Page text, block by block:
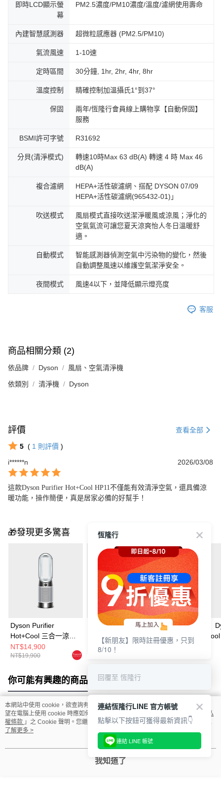
即時LCD顯示螢
幕
PM2.5濃度/PM10濃度/溫度/濾網使用壽命
內建智慧感測器 超微粒感應器 (PM2.5/PM10)
氣流風速 1-10速
定時區間 30分鐘, 1hr, 2hr, 4hr, 8hr
溫度控制 精確控制加溫攝氏1°到37°
保固
兩年/恆隆行會員線上購物享【自動保固】
服務
BSMI許可字號 R31692
分貝(清淨模式)
轉速10時Max 63 dB(A) 轉速 4 時 Max 46
dB(A)
複合濾網
HEPA+活性碳濾網、搭配 DYSON 07/09
HEPA+活性碳濾網(965432-01)」
吹送模式
風扇模式直接吹送潔淨暖風或涼風；淨化的
空氣氣流可讓您夏天涼爽怡人冬日溫暖舒
適。
自動模式
智能感測器偵測空氣中污染物的變化，然後
自動調整風速以維護空氣潔淨安全。
夜間模式 風速4以下，並降低顯示燈亮度
客服
商品相關分類 (2)
依品牌 Dyson 風扇、空氣清淨機
依類別 清淨機 Dyson
評價 查看全部
5 ( 1 則評價 )
i******n
2026/03/08
這款Dyson Purifier Hot+Cool HP11不僅能有效清淨空氣，還具備涼
暖功能，操作簡便，真是居家必備的好幫手！
🎁發現更多驚喜
Dyson Purifier
Hot+Cool 三合一涼暖
智能空氣清淨機
HP11(白色)
NT$14,900
NT$19,900
Dyson Purifier
Hot+Cool 三合一涼暖
智能空氣清淨機
NT$14,900
【限量福利品】
Purifier
一涼暖智能空氣
你可能有興趣的商品 全站排行
熱門標籤
本網站中使用 cookie，欲查詢有關本網站使用 cookie 方式之詳情，及若您不希
望在電腦上使用 cookie 時應如何變更電腦的 cookie 設定，請參閱本網站「
隱私
權條款 」之 Cookie 聲明。您繼續使用本網站即表示您同意本公司得按本網站使
用條款之 Cookie 聲明使用 cookie。
了解更多 >
我知道了
恆隆行
【新朋友】限時註冊優惠，只到
8/10！
回覆至 恆隆行
連結恆隆行LINE 官方帳號
點擊以下按鈕可獲得最新資訊👇
連結 LINE 帳號